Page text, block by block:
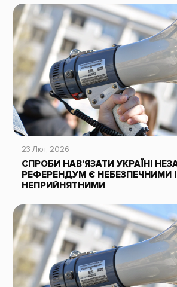
23 Лют, 2026
СПРОБИ НАВ’ЯЗАТИ УКРАЇНІ
РЕФЕРЕНДУМ Є НЕБЕЗПЕЧНИМИ І
НЕПРИЙНЯТНИМИ